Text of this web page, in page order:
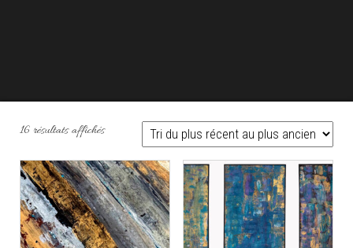
16 résultats affichésTrié du plus récent au plus ancien